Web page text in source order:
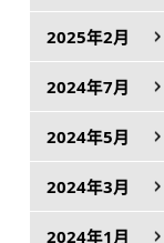
2025年2月
2024年7月
2024年5月
2024年3月
2024年1月